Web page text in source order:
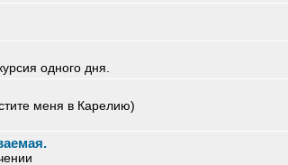
одного дня.
меня в Карелию)